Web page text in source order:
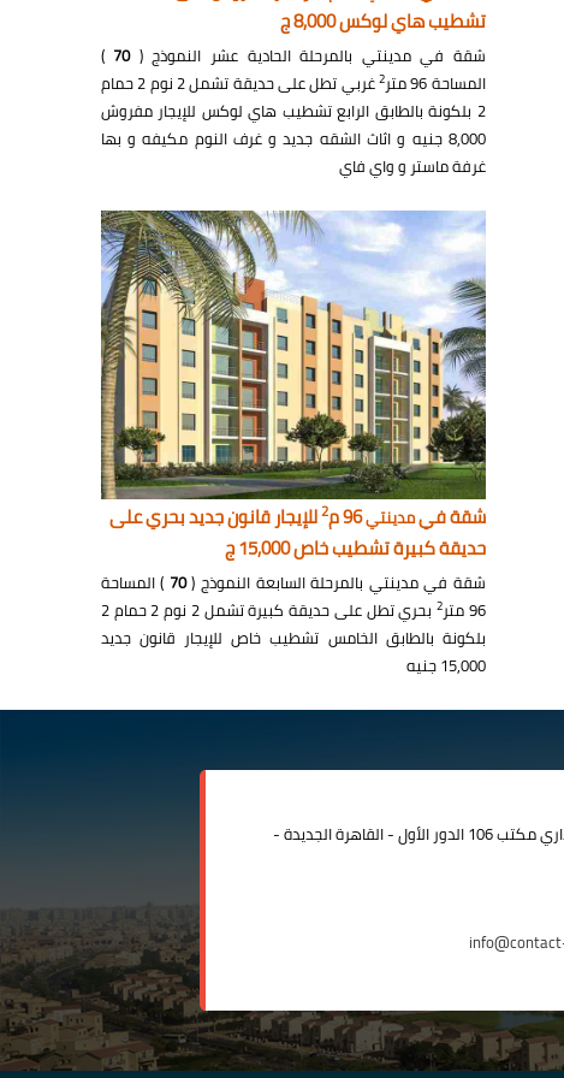
تشطيب هاي لوكس 8,000 ج
شقة في مدينتي بالمرحلة الحادية عشر النموذج (70
)
المساحة 96 متر
2
غربي تطل على حديقة تشمل 2 نوم 2 حمام
2 بلكونة بالطابق الرابع تشطيب هاي لوكس للإيجار مفروش
8,000 جنيه و اثاث الشقه جديد و غرف النوم مكيفه و بها
غرفة ماستر و واي فاي
شقة فيمدينتي96 م 2للإيجار قانون جديد بحري على
حديقة كبيرة تشطيب خاص 15,000 ج
شقة في مدينتي بالمرحلة السابعة النموذج (70 ) المساحة
96 متر
2
بحري تطل على حديقة كبيرة تشمل 2 نوم 2 حمام 2
بلكونة بالطابق الخامس تشطيب خاص للإيجار قانون جديد
15,000 جنيه
مدينة الرحاب المبنى الإداري مكتب 106 الدور الأول - القاهرة الجديدة -